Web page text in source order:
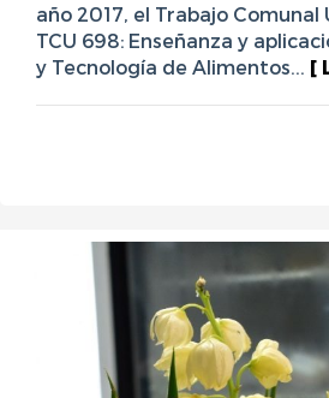
año 2017, el Trabajo Comunal
TCU 698: Enseñanza y
y Tecnología de Alimentos... [